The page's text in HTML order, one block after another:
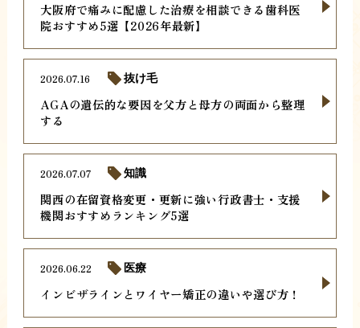
大阪府で痛みに配慮した治療を相談できる歯科医
院おすすめ5選【2026年最新】
AGAの遺伝的な要因を父方と母方の両面から整理
する
2026.07.16 抜け毛
関西の在留資格変更・更新に強い行政書士・支援
機関おすすめランキング5選
2026.07.07 知識
インビザラインとワイヤー矯正の違いや選び方！
2026.06.22 医療